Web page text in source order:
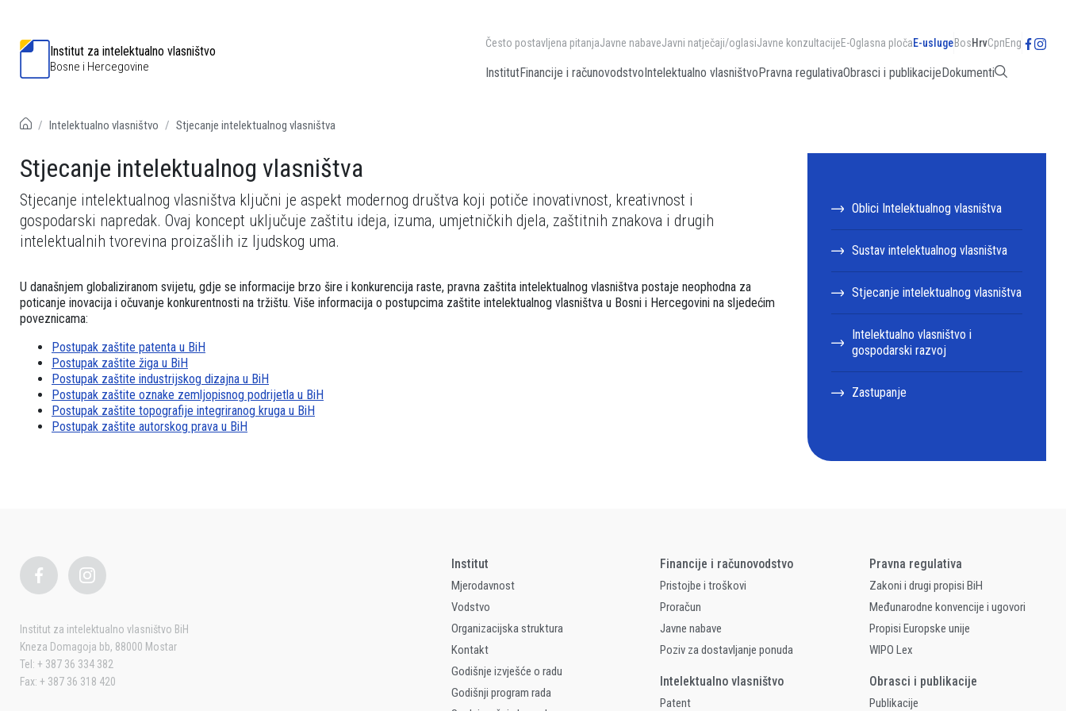
Institut za intelektualno vlasništvo
Bosne i Hercegovine
Često postavljena pitanjaJavne nabaveJavni natječaji/oglasiJavne konzultacijeE-Oglasna pločaE-uslugeBosHrvСрпEng
InstitutFinancije i računovodstvoIntelektualno vlasništvoPravna regulativaObrasci i publikacijeDokumenti
Intelektualno vlasništvo Stjecanje intelektualnog vlasništva
Stjecanje intelektualnog vlasništva
Stjecanje intelektualnog vlasništva ključni je aspekt modernog društva koji potiče inovativnost, kreativnost i
gospodarski napredak. Ovaj koncept uključuje zaštitu ideja, izuma, umjetničkih djela, zaštitnih znakova i drugih
intelektualnih tvorevina proizašlih iz ljudskog uma.
U današnjem globaliziranom svijetu, gdje se informacije brzo šire i konkurencija raste, pravna zaštita intelektualnog vlasništva postaje neophodna za
poticanje inovacija i očuvanje konkurentnosti na tržištu. Više informacija o postupcima zaštite intelektualnog vlasništva u Bosni i Hercegovini na sljedećim
poveznicama:
Postupak zaštite patenta u BiH
Postupak zaštite žiga u BiH
Postupak zaštite industrijskog dizajna u BiH
Postupak zaštite oznake zemljopisnog podrijetla u BiH
Postupak zaštite topografije integriranog kruga u BiH
Postupak zaštite autorskog prava u BiH
Oblici Intelektualnog vlasništva
Sustav intelektualnog vlasništva
Stjecanje intelektualnog vlasništva
Intelektualno vlasništvo i
gospodarski razvoj
Zastupanje
Institut za intelektualno vlasništvo BiH
Kneza Domagoja bb, 88000 Mostar
Tel: + 387 36 334 382
Fax: + 387 36 318 420
Institut
Mjerodavnost
Vodstvo
Organizacijska struktura
Kontakt
Godišnje izvješće o radu
Godišnji program rada
Financije i računovodstvo
Pristojbe i troškovi
Proračun
Javne nabave
Poziv za dostavljanje ponuda
Intelektualno vlasništvo
Patent
Pravna regulativa
Zakoni i drugi propisi BiH
Međunarodne konvencije i ugovori
Propisi Europske unije
WIPO Lex
Obrasci i publikacije
Publikacije